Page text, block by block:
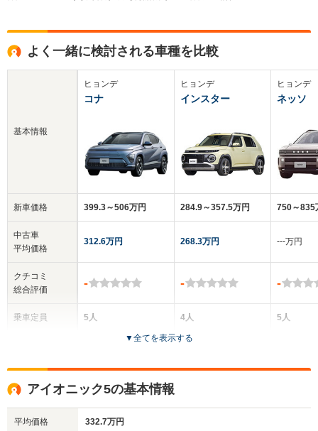
よく一緒に検討される車種を比較
基本情報
新車価格
中古車
平均価格
クチコミ
総合評価
乗車定員
ヒョンデ
コナ
399.3～506万円
312.6万円
-
5人
全高
1.59m
ヒョンデ
インスター
284.9～357.5万円
268.3万円
-
4人
5ドア
ヒョンデ
ネッソ
750～835
‐‐‐万円
-
5人
▼全てを表示する
アイオニック5の基本情報
平均価格 332.7万円